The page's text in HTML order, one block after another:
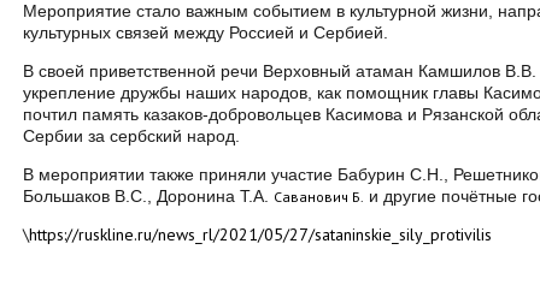
Мероприятие стало важным событием в культурной жизни,
культурных связей между Россией и Сербией.
В своей приветственной речи Верховный атаман Камшилов В.В.
укрепление дружбы наших народов, как помощник главы
почтил память казаков-добровольцев Касимова и Рязанской
Сербии за сербский народ.
В мероприятии также приняли участие Бабурин С.Н.,
Большаков В.С., Доронина Т.А. Саванович Б. и другие почётные
\https://ruskline.ru/news_rl/2021/05/27/sataninskie_sily_protivilis